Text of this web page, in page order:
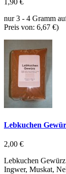
1,90 €
nur 3 - 4 Gramm
Preis von: 6,67 €)
Lebkuchen
2,00 €
Lebkuchen
Ingwer, Muskat,